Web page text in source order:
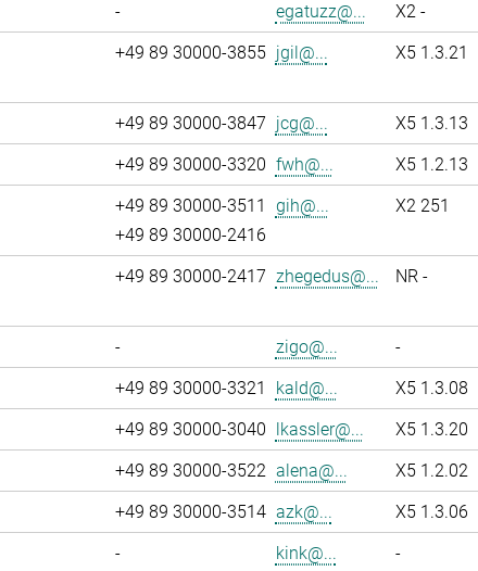
- egatuzz@... X2 -
+49 89 30000-3855 jgil@... X5 1.3.21
+49 89 30000-3847 jcg@... X5 1.3.13
+49 89 30000-3320 fwh@... X5 1.2.13
+49 89 30000-3511
+49 89 30000-2416
gih@... X2 251
+49 89 30000-2417 zhegedus@... NR -
- zigo@... -
+49 89 30000-3321 kald@... X5 1.3.08
+49 89 30000-3040 lkassler@... X5 1.3.20
+49 89 30000-3522 alena@... X5 1.2.02
+49 89 30000-3514 azk@... X5 1.3.06
- kink@... -